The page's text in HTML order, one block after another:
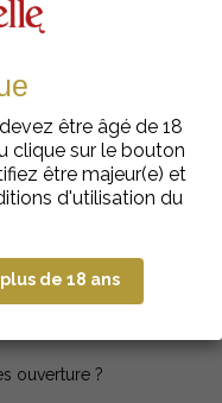
?
aujourd’hui ?
surface ?
ouverture ?
être âgé de 18
clique sur le bouton
être majeur(e) et
d'utilisation du
de 18 ans